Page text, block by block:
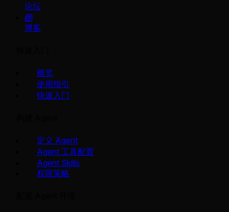
论坛
博客
概览
使用指引
快速入门
定义 Agent
Agent 工具配置
Agent Skills
权限策略